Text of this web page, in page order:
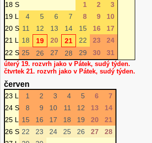
18 S 1 2
3
19 L
4 5 6 7 8 9
10
20 S 11 12 13 14 15 16
17
21 L
18 19 20 21 22 23
24
22 S 25 26 27 28 29 30 31
úterý 19. rozvrh jako v Pátek, sudý týden.
čtvrtek 21. rozvrh jako v Pátek, sudý týden.
červen
23 L 1 2 3 4 5 6
7
24 S
8 9 10 11 12 13
14
25 L
15 16 17 18 19 20
21
26 S 22 23 24 25 26 27
28